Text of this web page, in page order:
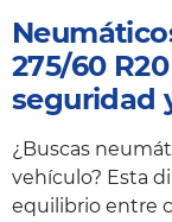
275/60
seguridad
¿Buscas
vehículo? Esta
equilibrio entre